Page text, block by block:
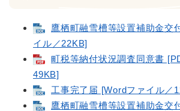
鷹栖町融雪槽等設置補助金交
イル／22KB]
町税等納付状況調査同意書
49KB]
工事完了届 [Wordファイル／
鷹栖町融雪槽等設置補助金交